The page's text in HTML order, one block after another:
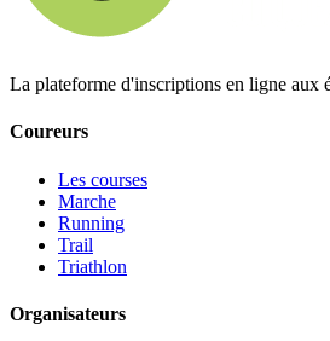
La plateforme d'inscriptions en ligne aux
Coureurs
Les courses
Marche
Running
Trail
Triathlon
Organisateurs